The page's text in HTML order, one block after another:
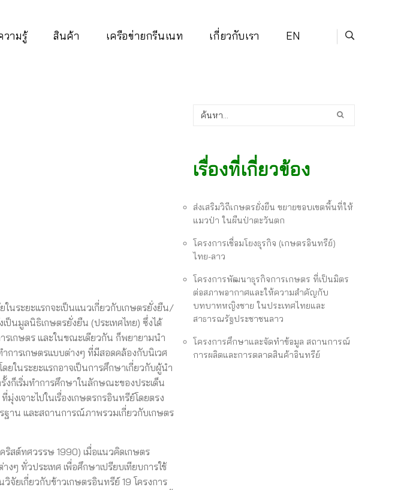
วามรู้ สินค้า เครือข่ายกรีนเนท เกี่ยวกับเรา EN
นระยะแรกจะเป็นแนวเกี่ยวกับเกษตรยั่งยืน/
ป็นมูลนิธิเกษตรยั่งยืน (ประเทศไทย) ซึ่งได้
รเกษตร และในขณะเดียวกัน ก็พยายามนำ
ารเกษตรแบบต่างๆ ที่มีสอดคล้องกับนิเวศ
ในระยะแรกอาจเป็นการศึกษาเกี่ยวกับผู้นำ
งก็เริ่มทำการศึกษาในลักษณะของประเด็น
จาะไปในเรื่องเกษตรกรอินทรีย์โดยตรง
ฐาน และสถานการณ์ภาพรวมเกี่ยวกับเกษตร
สต์ทศวรรษ 1990) เมื่อแนวคิดเกษตร
ๆ ทั่วประเทศ เพื่อศึกษาเปรียบเทียบการใช้
ยเกี่ยวกับข้าวเกษตรอินทรีย์ 19 โครงการ
เรื่องที่เกี่ยวข้อง
ส่งเสริมวิถีเกษตรยั่งยืน ขยายขอบเขตพื้นที่ให้
แมวป่า ในผืนป่าตะวันตก
โครงการเชื่อมโยงธุรกิจ (เกษตรอินทรีย์)
ไทย-ลาว
โครงการพัฒนาธุรกิจการเกษตร ที่เป็นมิตร
ต่อสภาพอากาศและให้ความสำคัญกับ
บทบาทหญิงชาย ในประเทศไทยและ
สาธารณรัฐประชาชนลาว
โครงการศึกษาและจัดทำข้อมูล สถานการณ์
การผลิตและการตลาดสินค้าอินทรีย์